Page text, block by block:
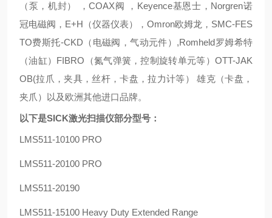
（泵，机封） ，COAX阀 ，Keyence基恩士，Norgren诺
冠电磁阀，E+H（仪器仪表），Omron欧姆龙，SMC-FES
TO费斯托-CKD（电磁阀，气动元件）,Romheld罗姆希特
（油缸）FIBRO（氮气弹簧，控制旋转单元等）OTT-JAK
OB(拉爪，夹具，丝杆，卡盘，拉力计等） 雄克（卡盘，
夹爪）以及欧洲其他进口品牌。
以下是SICK激光扫描仪部分型号：
LMS511-10100 PRO
LMS511-20100 PRO
LMS511-20190
LMS511-15100 Heavy Duty Extended Range